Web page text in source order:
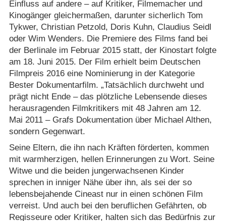
Einfluss auf andere – auf Kritiker, Filmemacher und
Kinogänger gleichermaßen, darunter sicherlich Tom
Tykwer, Christian Petzold, Doris Kuhn, Claudius Seidl
oder Wim Wenders. Die Premiere des Films fand bei
der Berlinale im Februar 2015 statt, der Kinostart folgte
am 18. Juni 2015. Der Film erhielt beim Deutschen
Filmpreis 2016 eine Nominierung in der Kategorie
Bester Dokumentarfilm. „Tatsächlich durchweht und
prägt nicht Ende – das plötzliche Lebensende dieses
herausragenden Filmkritikers mit 48 Jahren am 12.
Mai 2011 – Grafs Dokumentation über Michael Althen,
sondern Gegenwart.
Seine Eltern, die ihn nach Kräften förderten, kommen
mit warmherzigen, hellen Erinnerungen zu Wort. Seine
Witwe und die beiden jungerwachsenen Kinder
sprechen in inniger Nähe über ihn, als sei der so
lebensbejahende Cineast nur in einen schönen Film
verreist. Und auch bei den beruflichen Gefährten, ob
Regisseure oder Kritiker, halten sich das Bedürfnis zur